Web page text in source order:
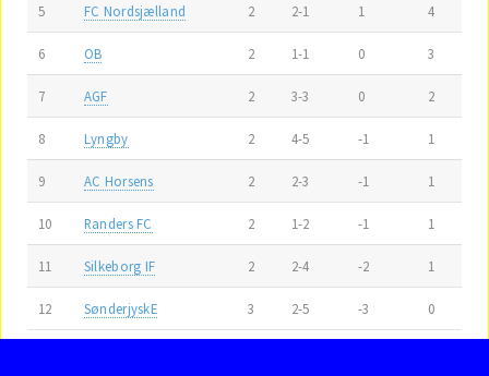
5 FC Nordsjælland 2 2-1 1 4
6 OB 2 1-1 0 3
7 AGF 2 3-3 0 2
8 Lyngby 2 4-5 -1 1
9 AC Horsens 2 2-3 -1 1
10 Randers FC 2 1-2 -1 1
11 Silkeborg IF 2 2-4 -2 1
12 SønderjyskE 3 2-5 -3 0